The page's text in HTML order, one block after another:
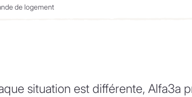
de logement
situation est différente, Alfa3a